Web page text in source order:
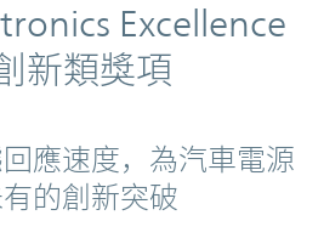
Excellence
新類獎項
應速度，為汽車電源
的創新突破